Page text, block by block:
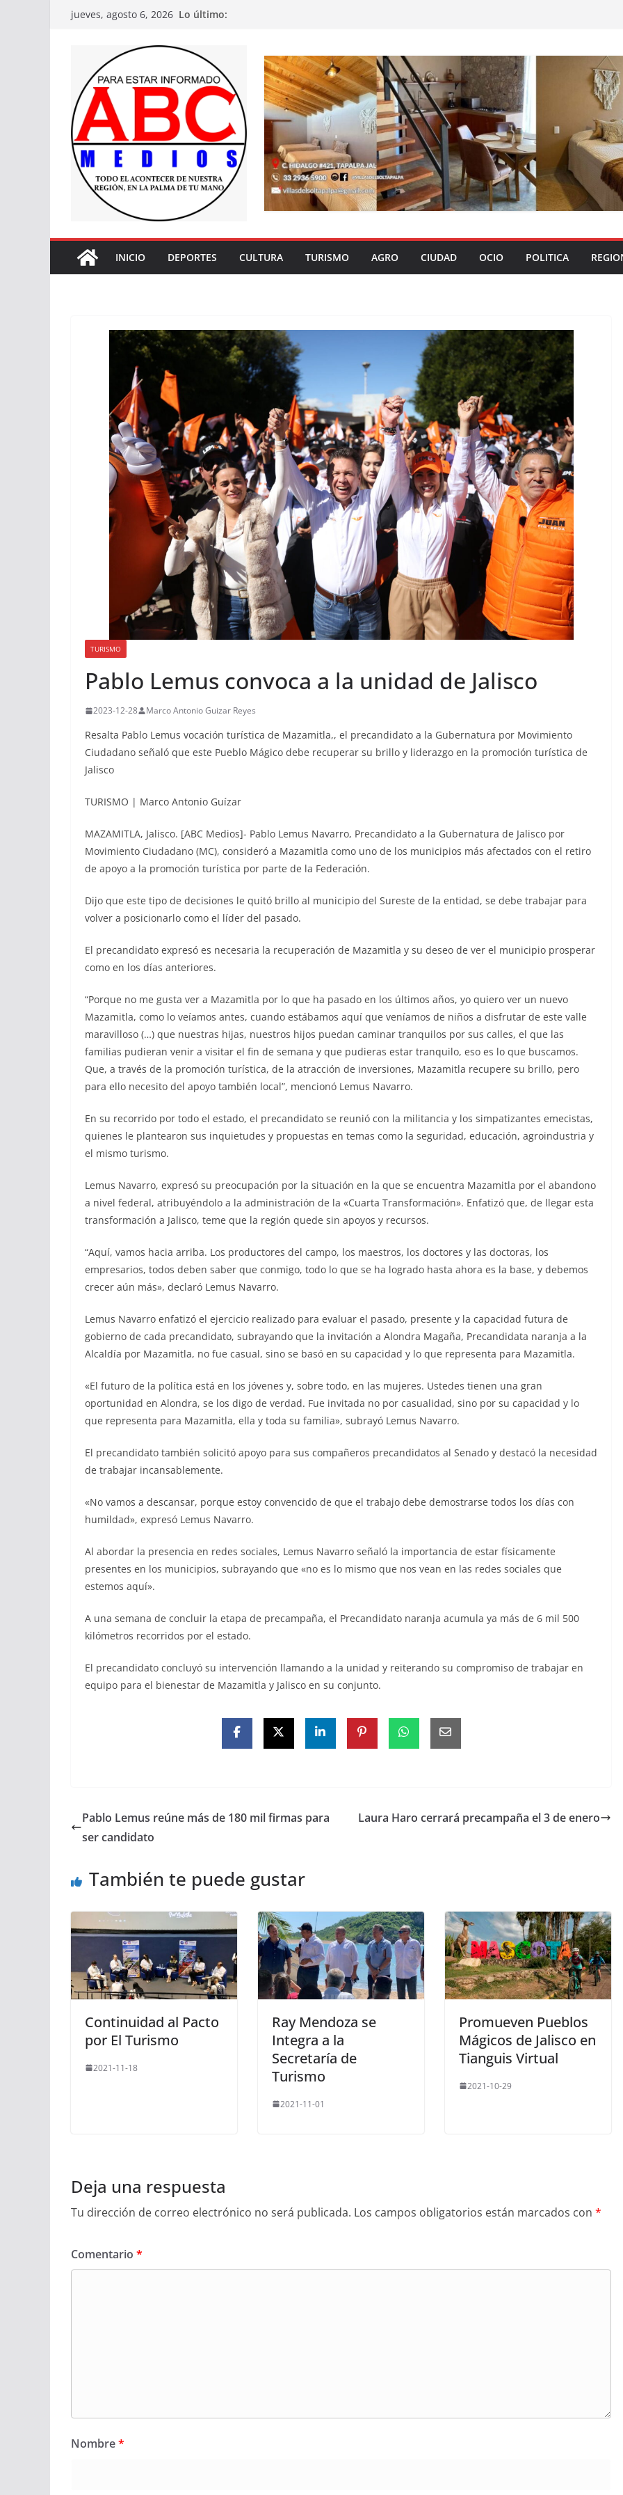
Saltarjueves, agosto 6, 2026 Lo último:
INICIO DEPORTES CULTURA TURISMO AGRO CIUDAD OCIO POLITICA
TURISMO
Pablo Lemus convoca a la unidad de Jalisco
2023-12-28 Marco Antonio Guizar Reyes
Resalta Pablo Lemus vocación turística de Mazamitla,, el precandidato a la Gubernatura por Movimiento
Ciudadano señaló que este Pueblo Mágico debe recuperar su brillo y liderazgo en la promoción turística de
Jalisco
TURISMO | Marco Antonio Guízar
MAZAMITLA, Jalisco. [ABC Medios]- Pablo Lemus Navarro, Precandidato a la Gubernatura de Jalisco por
Movimiento Ciudadano (MC), consideró a Mazamitla como uno de los municipios más afectados con el retiro
de apoyo a la promoción turística por parte de la Federación.
Dijo que este tipo de decisiones le quitó brillo al municipio del Sureste de la entidad, se debe trabajar para
volver a posicionarlo como el líder del pasado.
El precandidato expresó es necesaria la recuperación de Mazamitla y su deseo de ver el municipio prosperar
como en los días anteriores.
“Porque no me gusta ver a Mazamitla por lo que ha pasado en los últimos años, yo quiero ver un nuevo
Mazamitla, como lo veíamos antes, cuando estábamos aquí que veníamos de niños a disfrutar de este valle
maravilloso (…) que nuestras hijas, nuestros hijos puedan caminar tranquilos por sus calles, el que las
familias pudieran venir a visitar el fin de semana y que pudieras estar tranquilo, eso es lo que buscamos.
Que, a través de la promoción turística, de la atracción de inversiones, Mazamitla recupere su brillo, pero
para ello necesito del apoyo también local”, mencionó Lemus Navarro.
En su recorrido por todo el estado, el precandidato se reunió con la militancia y los simpatizantes emecistas,
quienes le plantearon sus inquietudes y propuestas en temas como la seguridad, educación, agroindustria y
el mismo turismo.
Lemus Navarro, expresó su preocupación por la situación en la que se encuentra Mazamitla por el abandono
a nivel federal, atribuyéndolo a la administración de la «Cuarta Transformación». Enfatizó que, de llegar esta
transformación a Jalisco, teme que la región quede sin apoyos y recursos.
“Aquí, vamos hacia arriba. Los productores del campo, los maestros, los doctores y las doctoras, los
empresarios, todos deben saber que conmigo, todo lo que se ha logrado hasta ahora es la base, y debemos
crecer aún más», declaró Lemus Navarro.
Lemus Navarro enfatizó el ejercicio realizado para evaluar el pasado, presente y la capacidad futura de
gobierno de cada precandidato, subrayando que la invitación a Alondra Magaña, Precandidata naranja a la
Alcaldía por Mazamitla, no fue casual, sino se basó en su capacidad y lo que representa para Mazamitla.
«El futuro de la política está en los jóvenes y, sobre todo, en las mujeres. Ustedes tienen una gran
oportunidad en Alondra, se los digo de verdad. Fue invitada no por casualidad, sino por su capacidad y lo
que representa para Mazamitla, ella y toda su familia», subrayó Lemus Navarro.
El precandidato también solicitó apoyo para sus compañeros precandidatos al Senado y destacó la necesidad
de trabajar incansablemente.
«No vamos a descansar, porque estoy convencido de que el trabajo debe demostrarse todos los días con
humildad», expresó Lemus Navarro.
Al abordar la presencia en redes sociales, Lemus Navarro señaló la importancia de estar físicamente
presentes en los municipios, subrayando que «no es lo mismo que nos vean en las redes sociales que
estemos aquí».
A una semana de concluir la etapa de precampaña, el Precandidato naranja acumula ya más de 6 mil 500
kilómetros recorridos por el estado.
El precandidato concluyó su intervención llamando a la unidad y reiterando su compromiso de trabajar en
equipo para el bienestar de Mazamitla y Jalisco en su conjunto.
Pablo Lemus reúne más de 180 mil firmas para
ser candidato
Laura Haro cerrará precampaña el 3 de enero
También te puede gustar
Continuidad al Pacto
por El Turismo
2021-11-18
Ray Mendoza se
Integra a la
Secretaría de
Turismo
2021-11-01
Promueven Pueblos
Mágicos de Jalisco en
Tianguis Virtual
2021-10-29
Deja una respuesta
Tu dirección de correo electrónico no será publicada. Los campos obligatorios están marcados con *
Comentario *
Nombre*